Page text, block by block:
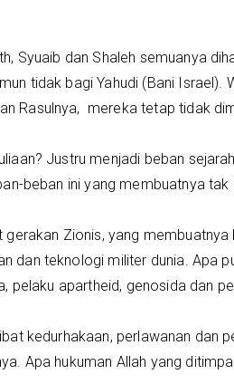
Syuaib dan Shaleh semuanya
tidak bagi Yahudi (Bani Israel).
Rasulnya, mereka tetap tidak
Justru menjadi beban
beban ini yang membuatnya
gerakan Zionis, yang
dan teknologi militer dunia. Apa
pelaku apartheid, genosida dan
kedurhakaan, perlawanan dan
Apa hukuman Allah yang